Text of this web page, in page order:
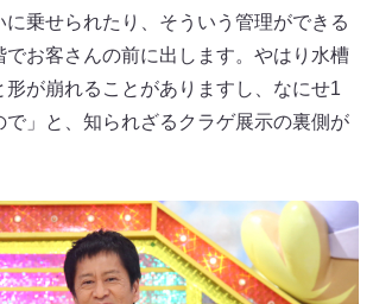
に乗せられたり、そういう管理ができる
でお客さんの前に出します。やはり水槽
形が崩れることがありますし、なにせ1
で」と、知られざるクラゲ展示の裏側が